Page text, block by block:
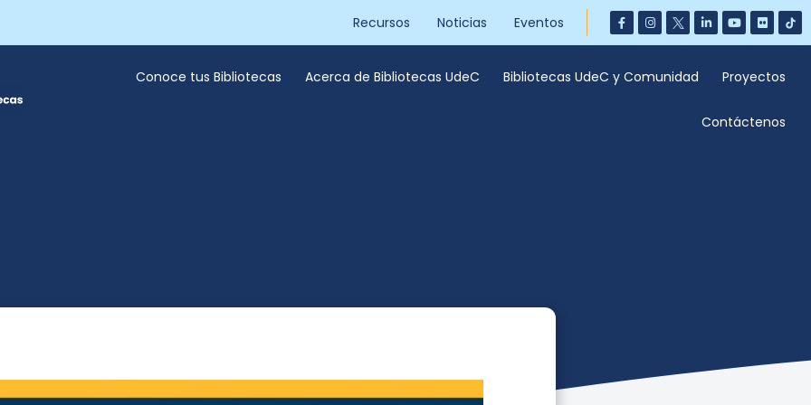
Recursos Noticias Eventos
Conoce tus Bibliotecas Acerca de Bibliotecas UdeC Bibliotecas UdeC y Comunidad Proyectos
Contáctenos